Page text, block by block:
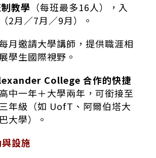
教學 （每班最多16人），入
2月／7月／9月）。
月邀請大學講師，提供職涯相
學生國際視野。
College 合作的快捷
中一年＋大學兩年，可銜接至
年級（如 UofT、阿爾伯塔大
大學）。
設施